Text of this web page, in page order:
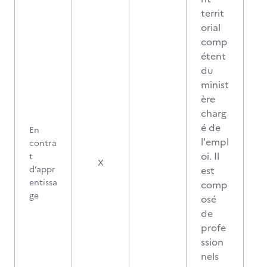
En
contra
t
d’appr
entissa
ge
X
territ
orial
comp
étent
du
minist
ère
charg
é de
l'empl
oi. Il
est
comp
osé
de
profe
ssion
nels